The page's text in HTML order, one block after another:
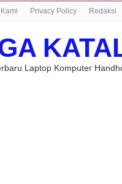
Privacy Policy Redaksi
Laptop Komputer